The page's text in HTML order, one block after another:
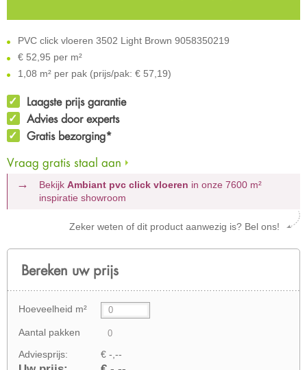
PVC click vloeren 3502 Light Brown 9058350219
€ 52,95 per m²
1,08 m² per pak (prijs/pak: € 57,19)
Laagste prijs garantie
Advies door experts
Gratis bezorging*
Vraag gratis staal aan
Bekijk Ambiant pvc click vloeren in onze 7600 m²
inspiratie showroom
Zeker weten of dit product aanwezig is? Bel ons!
Bereken uw prijs
Hoeveelheid m²
Aantal pakken
Adviesprijs: € -,--